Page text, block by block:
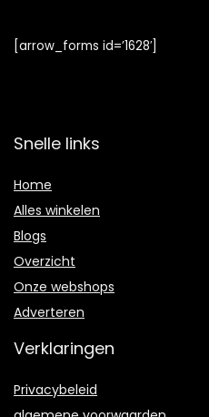
[arrow_forms id=’1628′]
Snelle links
Home
Alles winkelen
Blogs
Overzicht
Onze webshops
Adverteren
Verklaringen
Privacybeleid